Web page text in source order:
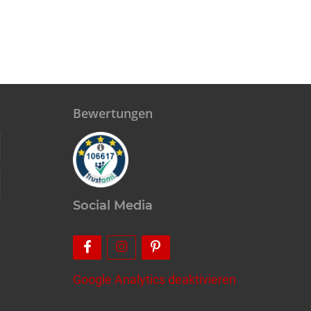
Bewertungen
Social Media
Google Analytics deaktivieren